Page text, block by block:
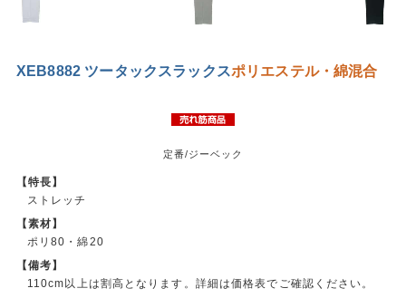
XEB8882 ツータックスラックスポリエステル・綿混合
定番/ジーベック
【特長】
ストレッチ
【素材】
ポリ80・綿20
【備考】
110cm以上は割高となります。詳細は価格表でご確認ください。